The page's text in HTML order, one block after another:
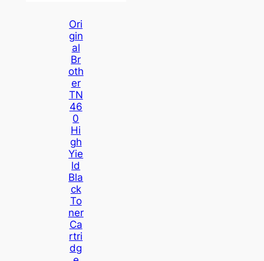
Ori
Gin
Al
Br
Oth
Er
TN
46
0
Hi
Gh
Yie
Ld
Bla
Ck
To
Ner
Ca
Rtri
Dg